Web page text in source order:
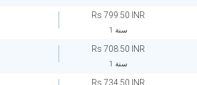
Rs 799.50 INR
1 سنة
Rs 708.50 INR
1 سنة
Rs 734.50 INR